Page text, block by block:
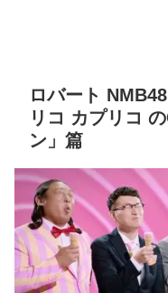
ロバート
リコ カプリコ
ン」篇